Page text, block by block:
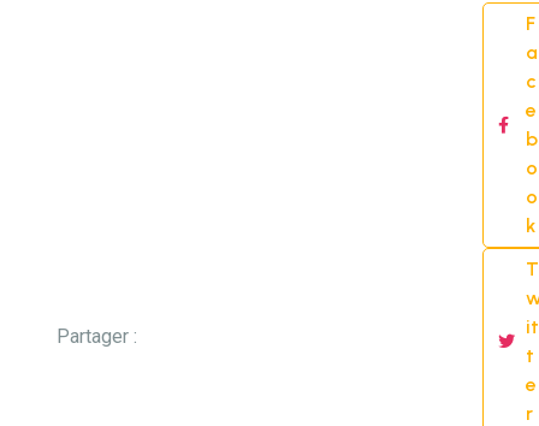
Partager :
F
a
c
e
b
o
o
k
T
it
t
e
r